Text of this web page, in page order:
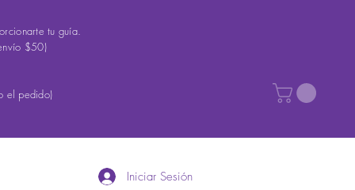
tu guía.
$50)
el pedido)
Iniciar Sesión